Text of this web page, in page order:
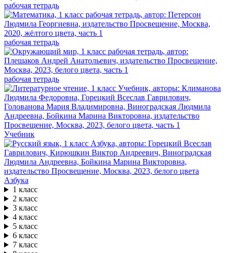
рабочая тетрадь
рабочая тетрадь
рабочая тетрадь
Учебник
Азбука
1 класс
2 класс
3 класс
4 класс
5 класс
6 класс
7 класс